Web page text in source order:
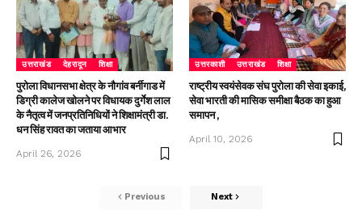
उत्तराखंड देहरादून शिक्षा
पुरोला विधानसभा क्षेत्र के नौगांव बर्नीगाड में
डिग्री कालेज खोलने पर विधायक दुर्गेश लाल
के नैतृत्व में जनप्रतिनिधियों ने शिक्षामंत्री डा.
धन सिंह रावत का जताया आभार
April 26, 2026
उत्तरकाशी उत्तराखंड शिक्षा
राष्ट्रीय स्वयंसेवक संघ पुरोला की सेवा इकाई,
सेवा भारती की मासिक समीक्षा बैठक का हुआ
समापन ,
April 10, 2026
Previous Next